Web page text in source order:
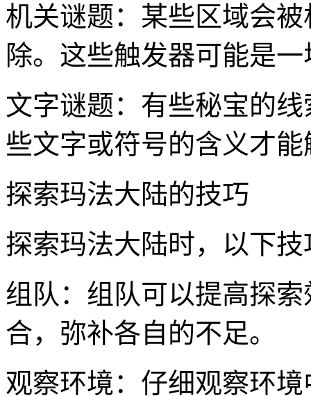
机关谜题：某些区域会
除。这些触发器可能是
文字谜题：有些秘宝的
些文字或符号的含义才
探索玛法大陆的技巧
探索玛法大陆时，以下
组队：组队可以提高探
合，弥补各自的不足。
观察环境：仔细观察环